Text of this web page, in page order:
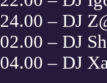
24.00 – DJ
02.00 – DJ
04.00 – DJ